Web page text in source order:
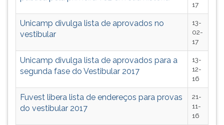
17
Unicamp divulga lista de aprovados no
vestibular
13-
02-
17
Unicamp divulga lista de aprovados para a
segunda fase do Vestibular 2017
13-
12-
16
Fuvest libera lista de endereços para provas
do vestibular 2017
21-
11-
16